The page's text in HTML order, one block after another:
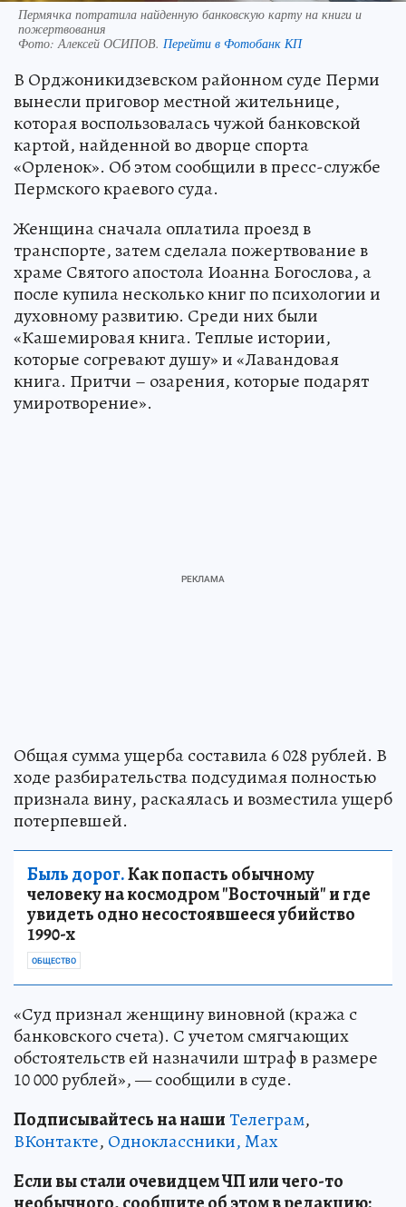
Пермячка потратила найденную банковскую карту на книги и
пожертвования
Фото: Алексей ОСИПОВ. Перейти в Фотобанк КП
В Орджоникидзевском районном суде Перми
вынесли приговор местной жительнице,
которая воспользовалась чужой банковской
картой, найденной во дворце спорта
«Орленок». Об этом сообщили в пресс-службе
Пермского краевого суда.
Женщина сначала оплатила проезд в
транспорте, затем сделала пожертвование в
храме Святого апостола Иоанна Богослова, а
после купила несколько книг по психологии и
духовному развитию. Среди них были
«Кашемировая книга. Теплые истории,
которые согревают душу» и «Лавандовая
книга. Притчи – озарения, которые подарят
умиротворение».
Общая сумма ущерба составила 6 028 рублей. В
ходе разбирательства подсудимая полностью
признала вину, раскаялась и возместила ущерб
потерпевшей.
Быль дорог.Как попасть обычному
человеку на космодром "Восточный" и где
увидеть одно несостоявшееся убийство
1990-х
ОБЩЕСТВО
«Суд признал женщину виновной (кража с
банковского счета). С учетом смягчающих
обстоятельств ей назначили штраф в размере
10 000 рублей», — сообщили в суде.
Подписывайтесь на нашиТелеграм,
ВКонтакте, Одноклассники,Max
Если вы стали очевидцем ЧП или чего-то